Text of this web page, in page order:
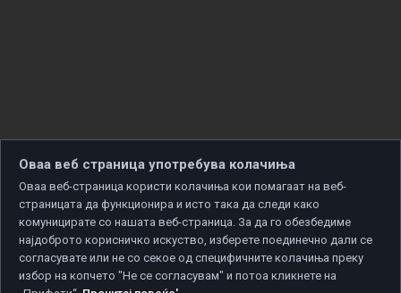
Оваа веб страница употребува колачиња
Оваа веб-страница користи колачиња кои помагаат на веб-
страницата да функционира и исто така да следи како
комуницирате со нашата веб-страница. За да го обезбедиме
најдоброто корисничко искуство, изберете поединечно дали се
согласувате или не со секое од специфичните колачиња преку
избор на копчето "Не се согласувам" и потоа кликнете на